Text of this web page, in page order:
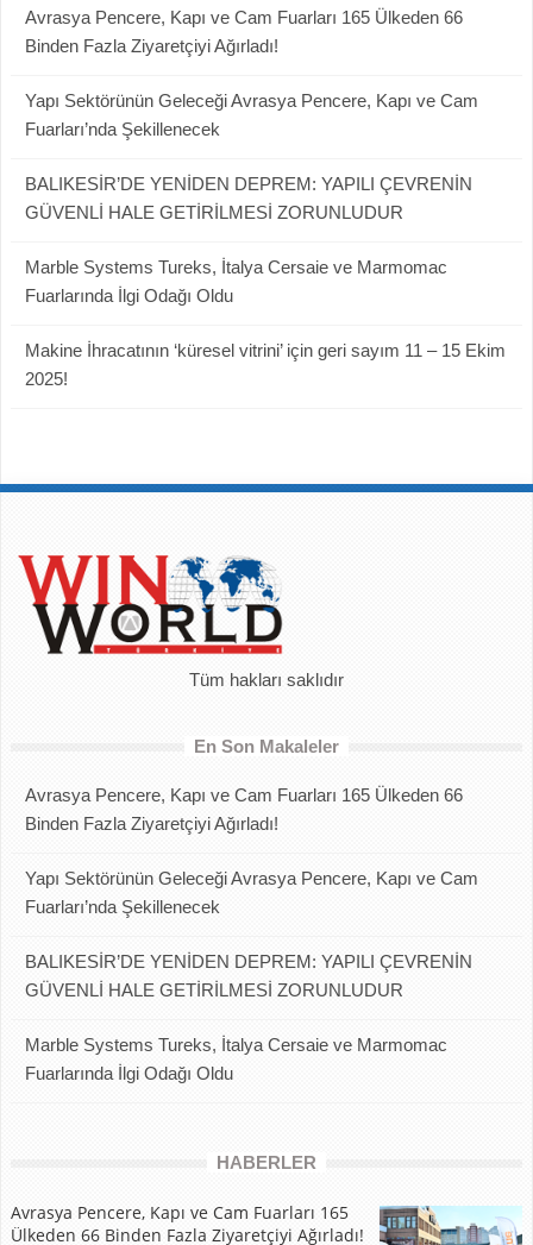
Avrasya Pencere, Kapı ve Cam Fuarları 165 Ülkeden 66
Binden Fazla Ziyaretçiyi Ağırladı!
Yapı Sektörünün Geleceği Avrasya Pencere, Kapı ve Cam
Fuarları’nda Şekillenecek
BALIKESİR’DE YENİDEN DEPREM: YAPILI ÇEVRENİN
GÜVENLİ HALE GETİRİLMESİ ZORUNLUDUR
Marble Systems Tureks, İtalya Cersaie ve Marmomac
Fuarlarında İlgi Odağı Oldu
Makine İhracatının ‘küresel vitrini’ için geri sayım 11 – 15 Ekim
2025!
Tüm hakları saklıdır
En Son Makaleler
Avrasya Pencere, Kapı ve Cam Fuarları 165 Ülkeden 66
Binden Fazla Ziyaretçiyi Ağırladı!
Yapı Sektörünün Geleceği Avrasya Pencere, Kapı ve Cam
Fuarları’nda Şekillenecek
BALIKESİR’DE YENİDEN DEPREM: YAPILI ÇEVRENİN
GÜVENLİ HALE GETİRİLMESİ ZORUNLUDUR
Marble Systems Tureks, İtalya Cersaie ve Marmomac
Fuarlarında İlgi Odağı Oldu
HABERLER
Avrasya Pencere, Kapı ve Cam Fuarları 165
Ülkeden 66 Binden Fazla Ziyaretçiyi Ağırladı!